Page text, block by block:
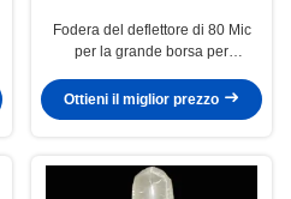
Fodera del deflettore di 80 Mic
per la grande borsa per
cemento
Ottieni il miglior prezzo